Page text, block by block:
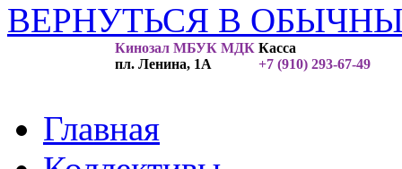
ВЕРНУТЬСЯ В
Кинозал МБУК МДК
пл. Ленина, 1А
Касса
+7 (910) 293-67-49
Главная